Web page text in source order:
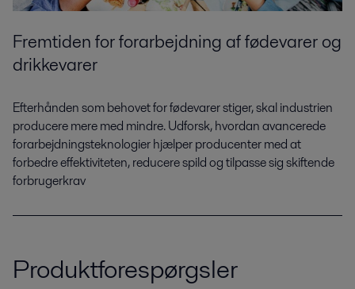
Fremtiden for forarbejdning af fødevarer og
drikkevarer
Efterhånden som behovet for fødevarer stiger, skal industrien
producere mere med mindre. Udforsk, hvordan avancerede
forarbejdningsteknologier hjælper producenter med at
forbedre effektiviteten, reducere spild og tilpasse sig skiftende
forbrugerkrav
Produktforespørgsler